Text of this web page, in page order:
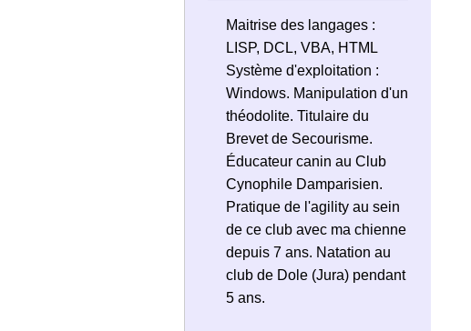
Maitrise des langages :
LISP, DCL, VBA, HTML
Système d'exploitation :
Windows. Manipulation d'un
théodolite. Titulaire du
Brevet de Secourisme.
Éducateur canin au Club
Cynophile Damparisien.
Pratique de l'agility au sein
de ce club avec ma chienne
depuis 7 ans. Natation au
club de Dole (Jura) pendant
5 ans.